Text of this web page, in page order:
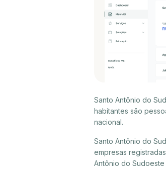
Santo Antônio do
habitantes são
nacional.
Santo Antônio do
empresas
Antônio do